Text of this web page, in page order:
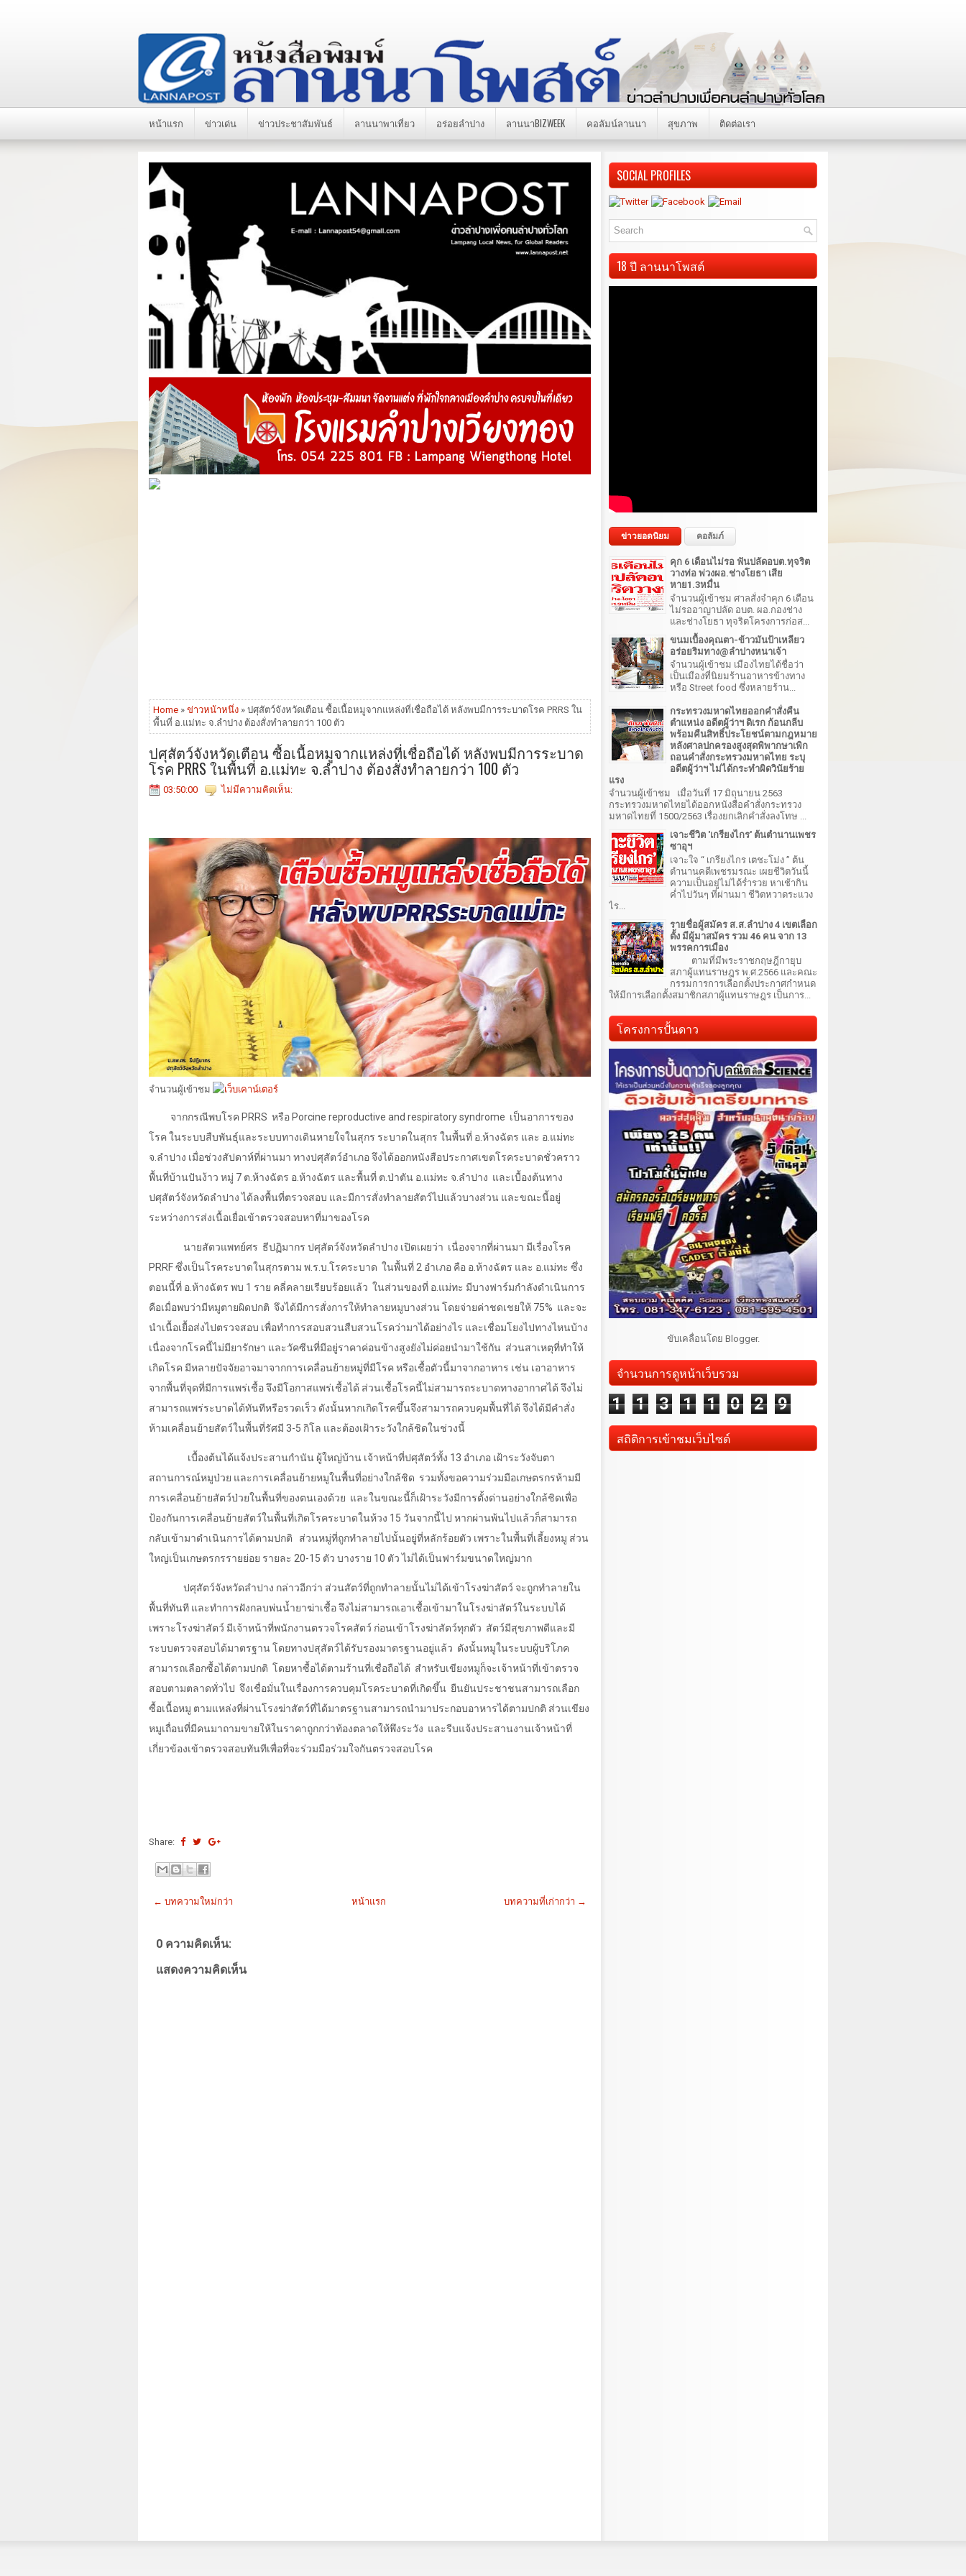
หน้าแรก ข่าวเด่น ข่าวประชาสัมพันธ์ ลานนาพาเที่ยว อร่อยลำปาง ลานนาBIZWEEK คอลัมน์ลานนา สุขภาพ ติดต่อเรา
Home » ข่าวหน้าหนึ่ง » ปศุสัตว์จังหวัดเตือน ซื้อเนื้อหมูจากแหล่งที่เชื่อถือได้ หลังพบมีการระบาดโรค PRRS ใน
พื้นที่ อ.แม่ทะ จ.ลำปาง ต้องสั่งทำลายกว่า 100 ตัว
ปศุสัตว์จังหวัดเตือน ซื้อเนื้อหมูจากแหล่งที่เชื่อถือได้ หลังพบมีการระบาด
โรค PRRS ในพื้นที่ อ.แม่ทะ จ.ลำปาง ต้องสั่งทำลายกว่า 100 ตัว
03:50:00 ไม่มีความคิดเห็น:
จำนวนผู้เข้าชม
จากกรณีพบโรค PRRS หรือ Porcine reproductive and respiratory syndrome เป็นอาการของ
โรค ในระบบสืบพันธุ์และระบบทางเดินหายใจในสุกร ระบาดในสุกร ในพื้นที่ อ.ห้างฉัตร และ อ.แม่ทะ
จ.ลำปาง เมื่อช่วงสัปดาห์ที่ผ่านมา ทางปศุสัตว์อำเภอ จึงได้ออกหนังสือประกาศเขตโรคระบาดชั่วคราว
พื้นที่บ้านปันง้าว หมู่ 7 ต.ห้างฉัตร อ.ห้างฉัตร และพื้นที่ ต.ป่าตัน อ.แม่ทะ จ.ลำปาง และเบื้องต้นทาง
ปศุสัตว์จังหวัดลำปาง ได้ลงพื้นที่ตรวจสอบ และมีการสั่งทำลายสัตว์ไปแล้วบางส่วน และขณะนี้อยู่
ระหว่างการส่งเนื้อเยื่อเข้าตรวจสอบหาที่มาของโรค
นายสัตวแพทย์ศร ธีปฏิมากร ปศุสัตว์จังหวัดลำปาง เปิดเผยว่า เนื่องจากที่ผ่านมา มีเรื่องโรค
PRRFซึ่งเป็นโรคระบาดในสุกรตาม พ.ร.บ.โรคระบาด ในพื้นที่2 อำเภอ คือ อ.ห้างฉัตร และ อ.แม่ทะ ซึ่ง
ตอนนี้ที่ อ.ห้างฉัตร พบ 1 ราย คลี่คลายเรียบร้อยแล้ว ในส่วนของที่ อ.แม่ทะ มีบางฟาร์มกำลังดำเนินการ
คือเมื่อพบว่ามีหมูตายผิดปกติ จึงได้มีการสั่งการให้ทำลายหมูบางส่วน โดยจ่ายค่าชดเชยให้ 75% และจะ
นำเนื้อเยื้อส่งไปตรวจสอบ เพื่อทำการสอบสวนสืบสวนโรคว่ามาได้อย่างไร และเชื่อมโยงไปทางไหนบ้าง
เนื่องจากโรคนี้ไม่มียารักษา และวัคซีนที่มีอยู่ราคาค่อนข้างสูงยังไม่ค่อยนำมาใช้กัน ส่วนสาเหตุที่ทำให้
เกิดโรค มีหลายปัจจัยอาจมาจากการเคลื่อนย้ายหมู่ที่มีโรค หรือเชื้อตัวนี้มาจากอาหาร เช่น เอาอาหาร
จากพื้นที่จุดที่มีการแพร่เชื้อ จึงมีโอกาสแพร่เชื้อได้ ส่วนเชื้อโรคนี้ไม่สามารถระบาดทางอากาศได้ จึงไม่
สามารถแพร่ระบาดได้ทันทีหรือรวดเร็ว ดังนั้นหากเกิดโรคขึ้นจึงสามารถควบคุมพื้นที่ได้ จึงได้มีคำสั่ง
ห้ามเคลื่อนย้ายสัตว์ในพื้นที่รัศมี 3-5 กิโล และต้องเฝ้าระวังใกล้ชิดในช่วงนี้
เบื้องต้นได้แจ้งประสานกำนัน ผู้ใหญ่บ้าน เจ้าหน้าที่ปศุสัตว์ทั้ง 13 อำเภอ เฝ้าระวังจับตา
สถานการณ์หมูป่วย และการเคลื่อนย้ายหมูในพื้นที่อย่างใกล้ชิด รวมทั้งขอความร่วมมือเกษตรกรห้ามมี
การเคลื่อนย้ายสัตว์ป่วยในพื้นที่ของตนเองด้วย และในขณะนี้ก็เฝ้าระวังมีการตั้งด่านอย่างใกล้ชิดเพื่อ
ป้องกันการเคลื่อนย้ายสัตว์ในพื้นที่เกิดโรคระบาดในห้วง 15 วันจากนี้ไป หากผ่านพ้นไปแล้วก็สามารถ
กลับเข้ามาดำเนินการได้ตามปกติ
ส่วนหมู่ที่ถูกทำลายไปนั้นอยู่ที่หลักร้อยตัว เพราะในพื้นที่เลี้ยงหมู ส่วน
ใหญ่เป็นเกษตรกรรายย่อย รายละ 20-15 ตัว บางราย 10 ตัว ไม่ได้เป็นฟาร์มขนาดใหญ่มาก
ปศุสัตว์จังหวัดลำปาง กล่าวอีกว่า ส่วนสัตว์ที่ถูกทำลายนั้นไม่ได้เข้าโรงฆ่าสัตว์ จะถูกทำลายใน
พื้นที่ทันที และทำการฝังกลบพ่นน้ำยาฆ่าเชื้อ จึงไม่สามารถเอาเชื้อเข้ามาในโรงฆ่าสัตว์ในระบบได้
เพราะโรงฆ่าสัตว์ มีเจ้าหน้าที่พนักงานตรวจโรคสัตว์ ก่อนเข้าโรงฆ่าสัตว์ทุกตัว สัตว์มีสุขภาพดีและมี
ระบบตรวจสอบได้มาตรฐาน โดยทางปสุสัตว์ได้รับรองมาตรฐานอยู่แล้ว ดังนั้นหมูในระบบผู้บริโภค
สามารถเลือกซื้อได้ตามปกติ โดยหาซื้อได้ตามร้านที่เชื่อถือได้ สำหรับเขียงหมูก็จะเจ้าหน้าที่เข้าตรวจ
สอบตามตลาดทั่วไป จึงเชื่อมั่นในเรื่องการควบคุมโรคระบาดที่เกิดขึ้น ยืนยันประชาชนสามารถเลือก
ซื้อเนื้อหมู ตามแหล่งที่ผ่านโรงฆ่าสัตว์ที่ได้มาตรฐานสามารถนำมาประกอบอาหารได้ตามปกติ ส่วนเขียง
หมูเถื่อนที่มีคนมาถามขายให้ในราคาถูกกว่าท้องตลาดให้พึงระวัง และรีบแจ้งประสานงานเจ้าหน้าที่
เกี่ยวข้องเข้าตรวจสอบทันทีเพื่อที่จะร่วมมือร่วมใจกันตรวจสอบโรค
Share:
← บทความใหม่กว่า บทความที่เก่ากว่า →
หน้าแรก
0 ความคิดเห็น:
แสดงความคิดเห็น
SOCIAL PROFILES
18 ปี ลานนาโพสต์
ข่าวยอดนิยม คอลัมภ์
คุก 6 เดือนไม่รอ ฟันปลัดอบต.ทุจริต
วางท่อ พ่วงผอ.ช่างโยธา เสีย
หาย1.3หมื่น
จำนวนผู้เข้าชม ศาลสั่งจำคุก 6 เดือน
ไม่รออาญาปลัด อบต. ผอ.กองช่าง
และช่างโยธา ทุจริตโครงการก่อส...
ขนมเบื้องคุณตา-ข้าวมันป้าเหลียว
อร่อยริมทาง@ลำปางหนาเจ้า
จำนวนผู้เข้าชม เมืองไทยได้ชื่อว่า
เป็นเมืองที่นิยมร้านอาหารข้างทาง
หรือ Street food ซึ่งหลายร้าน...
กระทรวงมหาดไทยออกคำสั่งคืน
ตำแหน่ง อดีตผู้ว่าฯ ดิเรก ก้อนกลีบ
พร้อมคืนสิทธิ์ประโยชน์ตามกฎหมาย
หลังศาลปกครองสูงสุดพิพากษาเพิก
ถอนคำสั่งกระทรวงมหาดไทย ระบุ
อดีตผู้ว่าฯ ไม่ได้กระทำผิดวินัยร้าย
แรง
จำนวนผู้เข้าชม เมื่อวันที่ 17 มิถุนายน 2563
กระทรวงมหาดไทยได้ออกหนังสือคำสั่งกระทรวง
มหาดไทยที่ 1500/2563 เรื่องยกเลิกคำสั่งลงโทษ ...
เจาะชีวิต 'เกรียงไกร' ต้นตำนานเพชร
ซาอุฯ
เจาะใจ “ เกรียงไกร เตชะโม่ง ” ต้น
ตำนานคดีเพชรมรณะ เผยชีวิตวันนี้
ความเป็นอยู่ไม่ได้ร่ำรวย หาเช้ากิน
ค่ำไปวันๆ ที่ผ่านมา ชีวิตหวาดระแวง
ไร...
รายชื่อผู้สมัคร ส.ส.ลำปาง 4 เขตเลือก
ตั้ง มีผู้มาสมัคร รวม 46 คน จาก 13
พรรคการเมือง
ตามที่มีพระราชกฤษฎีกายุบ
สภาผู้แทนราษฎร พ.ศ.2566 และคณะ
กรรมการการเลือกตั้งประกาศกำหนด
ให้มีการเลือกตั้งสมาชิกสภาผู้แทนราษฎร เป็นการ...
โครงการปั้นดาว
ขับเคลื่อนโดย Blogger.
จำนวนการดูหน้าเว็บรวม
1 1 3 1 1 0 2 9
สถิติการเข้าชมเว็บไซต์